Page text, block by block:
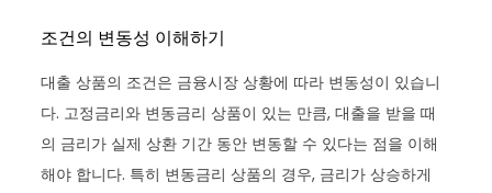
조건의 변동성 이해하기
대출 상품의 조건은 금융시장 상황에 따라 변동성이 있습니
다. 고정금리와 변동금리 상품이 있는 만큼, 대출을 받을 때
의 금리가 실제 상환 기간 동안 변동할 수 있다는 점을 이해
해야 합니다. 특히 변동금리 상품의 경우, 금리가 상승하게